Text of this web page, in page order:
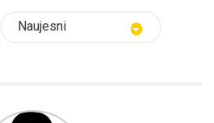
Naujesni